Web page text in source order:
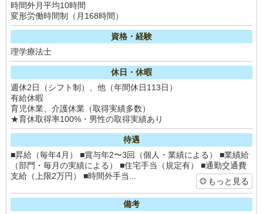
時間外月平均10時間
変形労働時間制（月168時間）
資格・経験
理学療法士
休日・休暇
週休2日（シフト制）、他（年間休日113日）
有給休暇
育児休業、介護休業（取得実績多数）
★育休取得率100%・男性の取得実績あり
待遇
■昇給（毎年4月） ■賞与年2〜3回（個人・業績による） ■業績給
（部門・毎月の実績による） ■住宅手当（規定有） ■通勤交通費
支給（上限2万円） ■時間外手当...
もっと見る
備考